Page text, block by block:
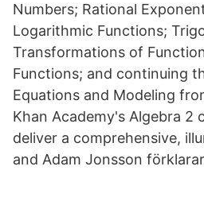
Numbers; Rational
Logarithmic Functions;
Transformations of
Functions; and continuing
Equations and Modeling
Khan Academy's Algebra 2
deliver a comprehensive,
and Adam Jonsson